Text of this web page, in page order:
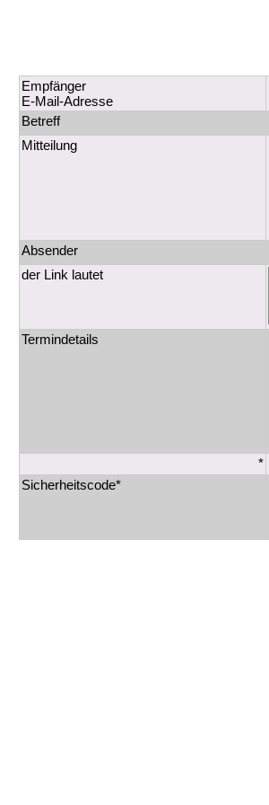
Empfänger
E-Mail-Adresse
Betreff
Mitteilung
Absender
der Link lautet
Termindetails
*
Sicherheitscode*